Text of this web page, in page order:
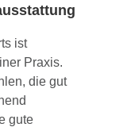
ist
Praxis.
die gut
gute